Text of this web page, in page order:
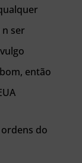
n ser
então
do